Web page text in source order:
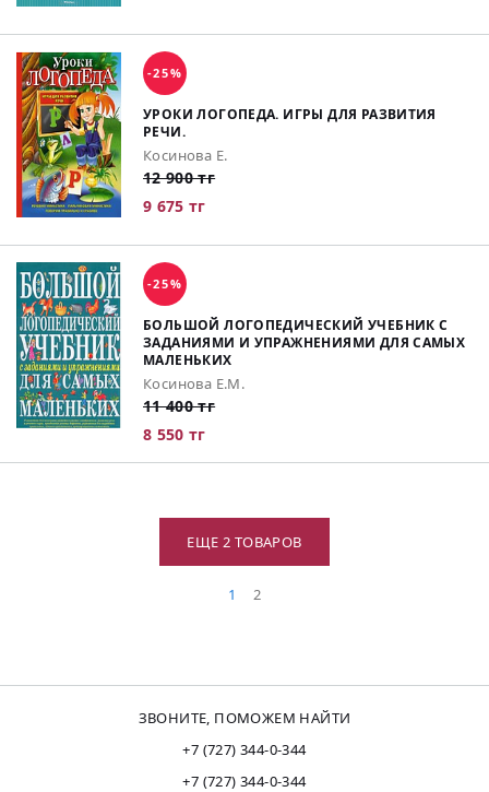
-25%
УРОКИ ЛОГОПЕДА. ИГРЫ ДЛЯ РАЗВИТИЯ
РЕЧИ.
Косинова Е.
12 900 тг
9 675 тг
-25%
БОЛЬШОЙ ЛОГОПЕДИЧЕСКИЙ УЧЕБНИК С
ЗАДАНИЯМИ И УПРАЖНЕНИЯМИ ДЛЯ САМЫХ
МАЛЕНЬКИХ
Косинова Е.М.
11 400 тг
8 550 тг
ЕЩЕ 2 ТОВАРОВ
1 2
ЗВОНИТЕ, ПОМОЖЕМ НАЙТИ
+7 (727) 344-0-344
+7 (727) 344-0-344